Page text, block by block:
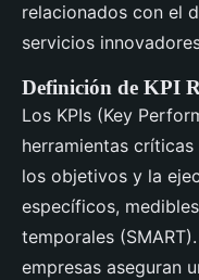
relacionados con el
servicios
Definición de KPI
Los KPIs (Key
herramientas
los objetivos y la
específicos,
temporales
empresas aseguran